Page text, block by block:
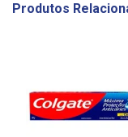
Produtos